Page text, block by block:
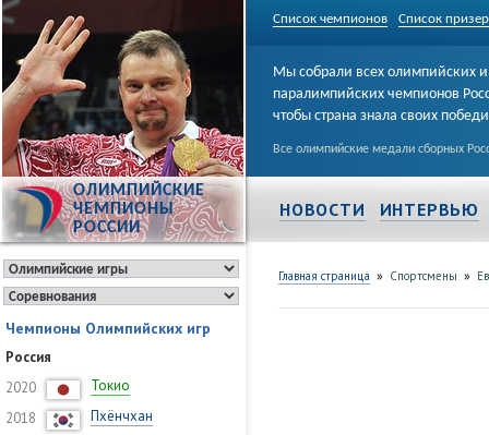
Список чемпионов Список
ОЛИМПИЙСКИЕ
ЧЕМПИОНЫ
РОССИИ
Мы собрали всех олимпийских и
паралимпийских чемпионов
чтобы страна знала своих
Все олимпийские медали сборных
НОВОСТИ ИНТЕРВЬЮ
Чемпионы Олимпийских игр
Россия
2020
Токио
2018
Пхёнчхан
Главная страница » Спортсмены »